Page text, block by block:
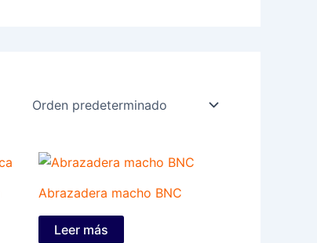
Abrazadera macho BNC
Leer más